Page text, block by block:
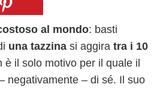
al mondo: basti
una tazzina si aggira tra i 10
è il solo motivo per il quale il
negativamente – di sé. Il suo